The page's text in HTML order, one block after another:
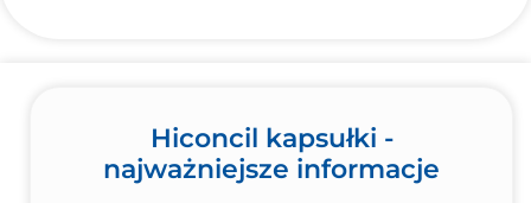
Hiconcil kapsułki -
najważniejsze informacje